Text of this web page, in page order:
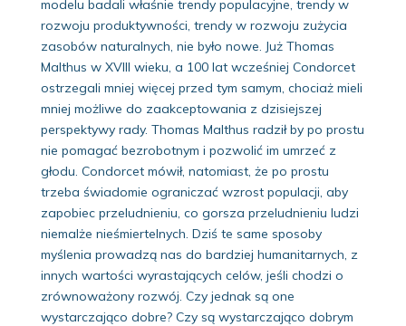
modelu badali właśnie trendy populacyjne, trendy w
rozwoju produktywności, trendy w rozwoju zużycia
zasobów naturalnych, nie było nowe. Już Thomas
Malthus w XVIII wieku, a 100 lat wcześniej Condorcet
ostrzegali mniej więcej przed tym samym, chociaż mieli
mniej możliwe do zaakceptowania z dzisiejszej
perspektywy rady. Thomas Malthus radził by po prostu
nie pomagać bezrobotnym i pozwolić im umrzeć z
głodu. Condorcet mówił, natomiast, że po prostu
trzeba świadomie ograniczać wzrost populacji, aby
zapobiec przeludnieniu, co gorsza przeludnieniu ludzi
niemalże nieśmiertelnych. Dziś te same sposoby
myślenia prowadzą nas do bardziej humanitarnych, z
innych wartości wyrastających celów, jeśli chodzi o
zrównoważony rozwój. Czy jednak są one
wystarczająco dobre? Czy są wystarczająco dobrym